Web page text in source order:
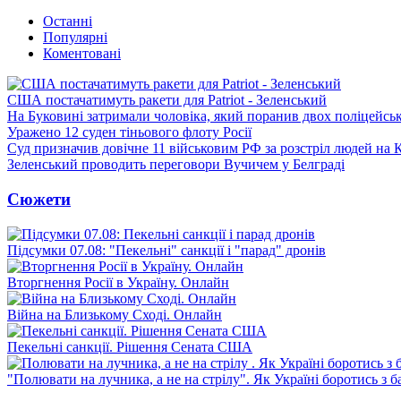
Останні
Популярні
Коментовані
США постачатимуть ракети для Patriot - Зеленський
На Буковині затримали чоловіка, який поранив двох
Уражено 12 суден тіньового флоту Росії
Суд призначив довічне 11 військовим РФ за розстріл людей на
Зеленський проводить переговори Вучичем у Белграді
Сюжети
Підсумки 07.08: "Пекельні" санкції і "парад" дронів
Вторгнення Росії в Україну. Онлайн
Війна на Близькому Сході. Онлайн
Пекельні санкції. Рішення Сената США
"Полювати на лучника, а не на стрілу". Як Україні боротись з